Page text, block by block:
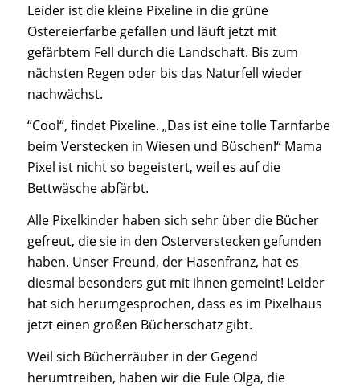
Leider ist die kleine Pixeline in die grüne
Ostereierfarbe gefallen und läuft jetzt mit
gefärbtem Fell durch die Landschaft. Bis zum
nächsten Regen oder bis das Naturfell wieder
nachwächst.
“Cool“, findet Pixeline. „Das ist eine tolle Tarnfarbe
beim Verstecken in Wiesen und Büschen!“ Mama
Pixel ist nicht so begeistert, weil es auf die
Bettwäsche abfärbt.
Alle Pixelkinder haben sich sehr über die Bücher
gefreut, die sie in den Osterverstecken gefunden
haben. Unser Freund, der Hasenfranz, hat es
diesmal besonders gut mit ihnen gemeint! Leider
hat sich herumgesprochen, dass es im Pixelhaus
jetzt einen großen Bücherschatz gibt.
Weil sich Bücherräuber in der Gegend
herumtreiben, haben wir die Eule Olga, die